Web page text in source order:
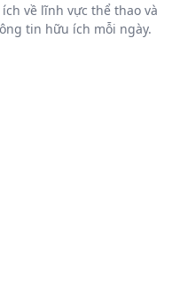
về lĩnh vực thể thao và
tin hữu ích mỗi ngày.